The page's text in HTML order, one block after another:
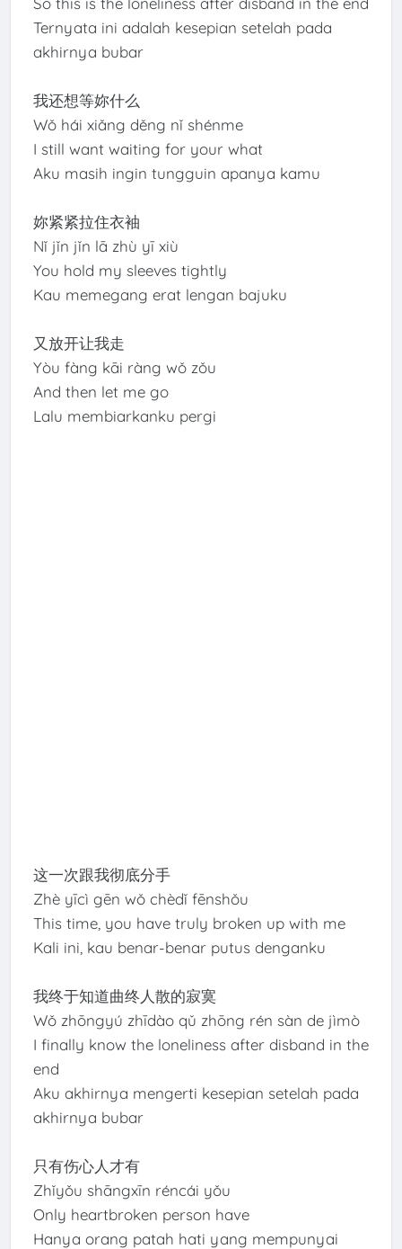
Ternyata ini adalah kesepian setelah pada
akhirnya bubar
我还想等妳什么
Wǒ hái xiǎng děng nǐ shénme
I still want waiting for your what
Aku masih ingin tungguin apanya kamu
妳紧紧拉住衣袖
Nǐ jǐn jǐn lā zhù yī xiù
You hold my sleeves tightly
Kau memegang erat lengan bajuku
又放开让我走
Yòu fàng kāi ràng wǒ zǒu
And then let me go
Lalu membiarkanku pergi
这一次跟我彻底分手
Zhè yīcì gēn wǒ chèdǐ fēnshǒu
This time, you have truly broken up with me
Kali ini, kau benar-benar putus denganku
我终于知道曲终人散的寂寞
Wǒ zhōngyú zhīdào qǔ zhōng rén sàn de jìmò
I finally know the loneliness after disband in the
end
Aku akhirnya mengerti kesepian setelah pada
akhirnya bubar
只有伤心人才有
Zhǐyǒu shāngxīn réncái yǒu
Only heartbroken person have
Hanya orang patah hati yang mempunyai